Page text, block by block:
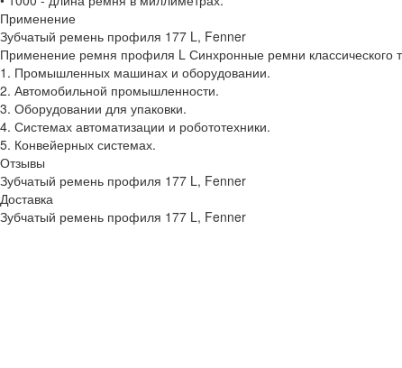
Применение
Зубчатый ремень профиля 177 L, Fenner
Применение ремня профиля L Синхронные ремни
1. Промышленных машинах и оборудовании.
2. Автомобильной промышленности.
3. Оборудовании для упаковки.
4. Системах автоматизации и робототехники.
5. Конвейерных системах.
Отзывы
Зубчатый ремень профиля 177 L, Fenner
Доставка
Зубчатый ремень профиля 177 L, Fenner